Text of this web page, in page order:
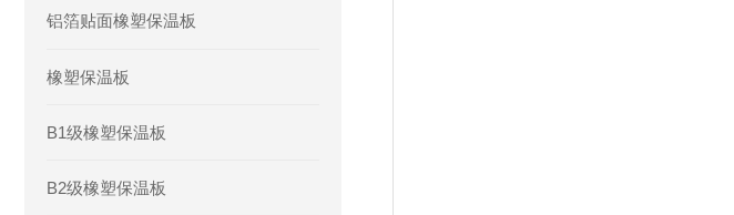
铝箔贴面橡塑保温板
橡塑保温板
B1级橡塑保温板
B2级橡塑保温板